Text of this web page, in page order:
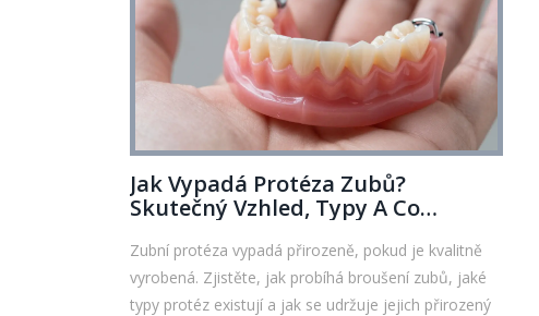
Jak Vypadá Protéza Zubů?
Skutečný Vzhled, Typy A Co
Zubní protéza vypadá přirozeně, pokud je kvalitně
vyrobená. Zjistěte, jak probíhá broušení zubů, jaké
typy protéz existují a jak se udržuje jejich přirozený